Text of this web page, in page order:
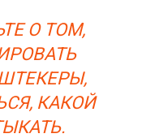
О ТОМ,
КАКОЙ